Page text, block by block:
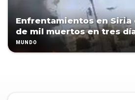
Enfrentamientos en Siria
de mil muertos en tres
MUNDO